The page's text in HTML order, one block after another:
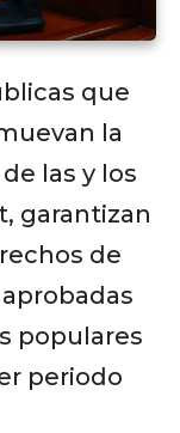
que
la
las y los
garantizan
de
populares
periodo